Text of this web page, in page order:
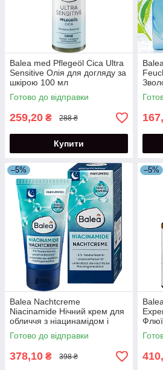
Balea med Pflegeöl Cica Ultra
Sensitive Олія для догляду за
шкірою 100 мл
Готово до відправки
259,20 ₴ 288 ₴
Купити
–5%
Balea Nachtcreme
Niacinamide Нічний крем для
обличчя з ніацинамідом і
олією виноградних кісточок
50 мл
Готово до відправки
378,10 ₴ 398 ₴
–5%